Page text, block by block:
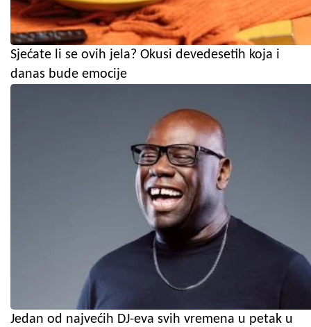
Sjećate li se ovih jela? Okusi devedesetih koja i
danas bude emocije
Jedan od najvećih DJ-eva svih vremena u petak u